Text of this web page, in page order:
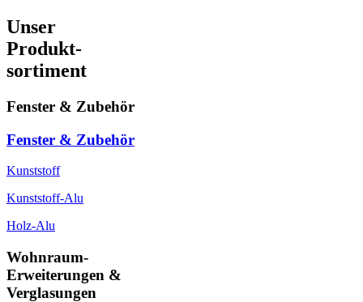
Unser
Produkt-
sortiment
Fenster & Zubehör
Fenster & Zubehör
Kunststoff
Kunststoff-Alu
Holz-Alu
Wohnraum-
Erweiterungen &
Verglasungen